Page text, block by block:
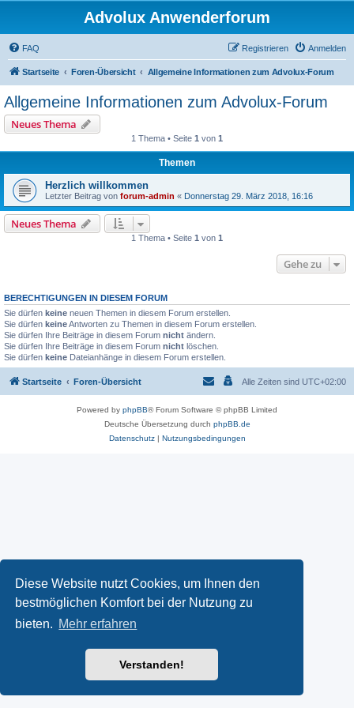
Diese Website nutzt Cookies, um Ihnen den
bestmöglichen Komfort bei der Nutzung zu
bieten. Mehr erfahren
Verstanden!
Advolux Anwenderforum
FAQ Anmelden
Registrieren
Startseite Foren-Übersicht Allgemeine Informationen zum Advolux-Forum
Allgemeine Informationen zum Advolux-Forum
Neues Thema
1 Thema • Seite 1 von 1
Themen
Herzlich willkommen
Letzter Beitrag von forum-admin « Donnerstag 29. März 2018, 16:16
Neues Thema
1 Thema • Seite 1 von 1
Gehe zu
BERECHTIGUNGEN IN DIESEM FORUM
Sie dürfen keine neuen Themen in diesem Forum erstellen.
Sie dürfen keineAntworten zu Themen in diesem Forum erstellen.
Sie dürfen Ihre Beiträge in diesem Forum nicht ändern.
Sie dürfen Ihre Beiträge in diesem Forum nicht löschen.
Sie dürfen keine Dateianhänge in diesem Forum erstellen.
Startseite Foren-Übersicht Alle Zeiten sind UTC+02:00
Powered by phpBB® Forum Software © phpBB Limited
Deutsche Übersetzung durch phpBB.de
Datenschutz| Nutzungsbedingungen